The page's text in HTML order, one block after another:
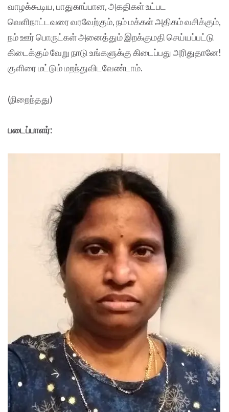
வாழக்கூடிய, பாதுகாப்பான, அகதிகள் உட்பட
வெளிநாட்டவரை வரவேற்கும், நம் மக்கள் அதிகம் வசிக்கும்,
நம் ஊர் பொருட்கள் அனைத்தும் இறக்குமதி செய்யப்பட்டு
கிடைக்கும் வேறு நாடு உங்களுக்கு கிடைப்பது அரிதுதானே!
குளிரை மட்டும் மறந்துவிடவேண்டாம்.
(நிறைந்தது)
படைப்பாளர்: